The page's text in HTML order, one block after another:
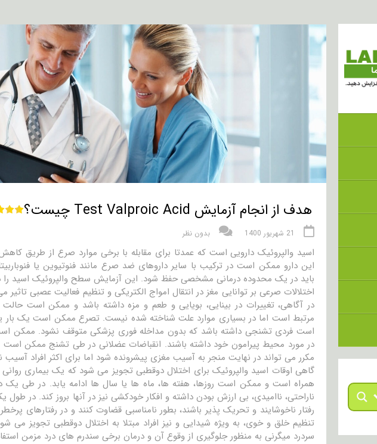
هدف از انجام آزمایش Test Valproic Acid چیست؟
21 شهریور 1400 بدون نظر
اسید والپروئیک دارویی است که عمدتا برای مقابله با برخی موارد صرع از طریق
این دارو ممکن است در ترکیب با سایر داروهای ضد صرع مانند فنوتیوین یا
باید در یک محدوده درمانی مشخصی حفظ شود. این آزمایش سطح والپروئیک اسید را
اختلالات صرعی بر توانایی مغز در انتقال امواج الکتریکی و تنظیم فعالیت عصبی
در آگاهی، تغییرات در بینایی، بویایی و طعم و مزه داشته باشد و ممکن است
مرتبط است اما در بسیاری موارد علت شناخته شده نیست. تصرع ممکن است یک بار
است فردی تشنجی داشته باشد که بدون مداخله فوری پزشکی متوقف نشود. ممکن
در مورد محیط پیرامون خود داشته باشند. انقباضات عضلانی در طی تشنج ممکن
مکرر می تواند در نهایت منجر به آسیب مغزی پیشرونده شود اما برای اکثر افراد
گاهی اوقات اسید والپروئیک برای اختلال دوقطبی تجویز می شود که یک بیماری
همراه است و ممکن است روزها، هفته ها، ماه ها یا سال ها ادامه یابد. در طی یک
ناراحتی، ناامیدی، بی ارزش بودن داشته و افکار خودکشی نیز در آنها بروز کند. در
رفتار ناخوشایند و تحریک پذیر باشند، بطور نامناسبی قضاوت کنند و در رفتارهای
تنظیم خلق و خوی، به ویژه شیدایی و نیز افراد مبتلا به اختلال دوقطبی تجویز می
سردرد میگرنی به منظور جلوگیری از وقوع آن و درمان برخی سندرم های درد مزمن